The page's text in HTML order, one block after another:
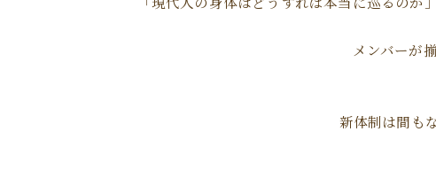
メンバーが
新体制は間も